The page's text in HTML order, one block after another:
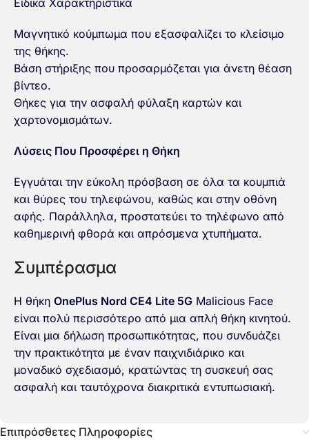
Ειδικά Χαρακτηριστικά
Μαγνητικό κούμπωμα που εξασφαλίζει το κλείσιμο
της θήκης.
Βάση στήριξης που προσαρμόζεται για άνετη θέαση
βίντεο.
Θήκες για την ασφαλή φύλαξη καρτών και
χαρτονομισμάτων.
Λύσεις Που Προσφέρει η Θήκη
Εγγυάται την εύκολη πρόσβαση σε όλα τα κουμπιά
και θύρες του τηλεφώνου, καθώς και στην οθόνη
αφής. Παράλληλα, προστατεύει το τηλέφωνο από
καθημερινή φθορά και απρόσμενα χτυπήματα.
Συμπέρασμα
Η θήκη OnePlus Nord CE4 Lite 5G Malicious Face
είναι πολύ περισσότερο από μια απλή θήκη κινητού.
Είναι μια δήλωση προσωπικότητας, που συνδυάζει
την πρακτικότητα με έναν παιχνιδιάρικο και
μοναδικό σχεδιασμό, κρατώντας τη συσκευή σας
ασφαλή και ταυτόχρονα διακριτικά εντυπωσιακή.
Επιπρόσθετες Πληροφορίες